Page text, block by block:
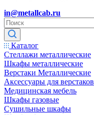
in@metallcab.ru
Каталог
Стеллажи металлические
Шкафы металлические
Верстаки Металлические
Аксессуары для верстаков
Медицинская мебель
Шкафы газовые
Сушильные шкафы